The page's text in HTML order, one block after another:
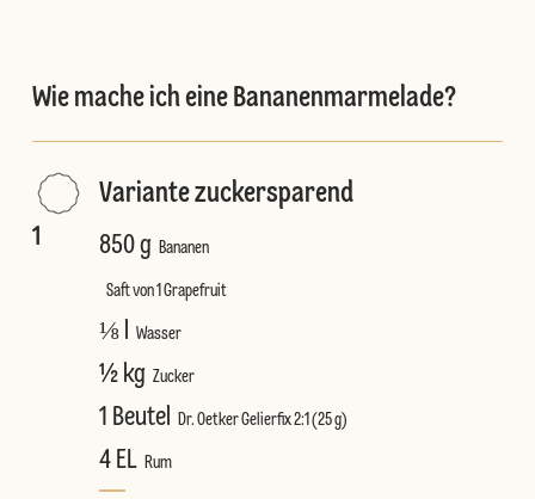
Wie mache ich eine Bananenmarmelade?
1
Variante zuckersparend
850 g Bananen
Saft von 1 Grapefruit
⅛ l Wasser
½ kg Zucker
1 Beutel Dr. Oetker Gelierfix 2:1 (25 g)
4 EL Rum